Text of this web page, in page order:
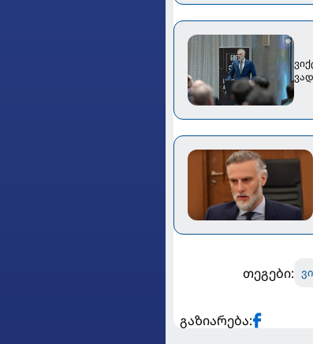
თეგები:
გაზიარება: